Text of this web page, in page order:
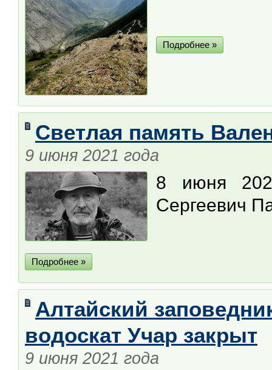
Подробнее »
Светлая память
9 июня 2021 года
8 июня
Сергеевич
Подробнее »
Алтайский
водоскат Учар закрыт
9 июня 2021 года